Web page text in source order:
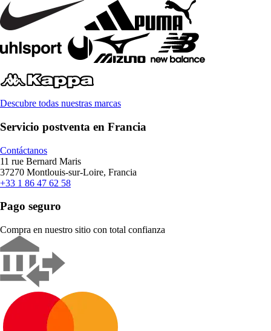
Descubre todas nuestras marcas
Servicio postventa en Francia
Contáctanos
11 rue Bernard Maris
37270 Montlouis-sur-Loire, Francia
+33 1 86 47 62 58
Pago seguro
Compra en nuestro sitio con total confianza